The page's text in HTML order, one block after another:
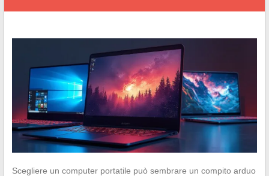
Scegliere un computer portatile può sembrare un compito arduo